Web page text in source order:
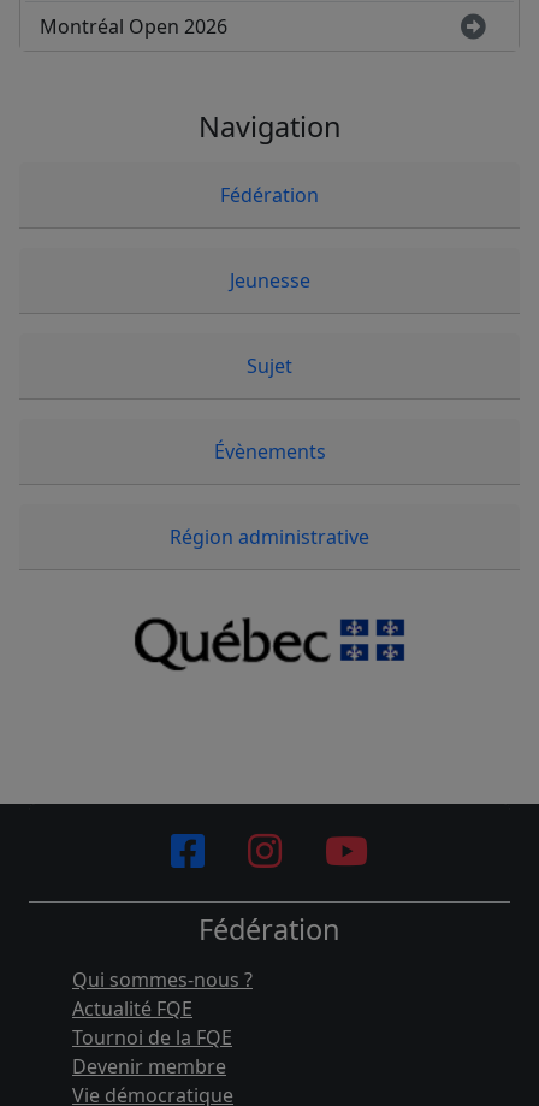
Montréal Open 2026
Navigation
Fédération
Jeunesse
Sujet
Évènements
Région administrative
Fédération
Qui sommes-nous ?
Actualité FQE
Tournoi de la FQE
Devenir membre
Vie démocratique